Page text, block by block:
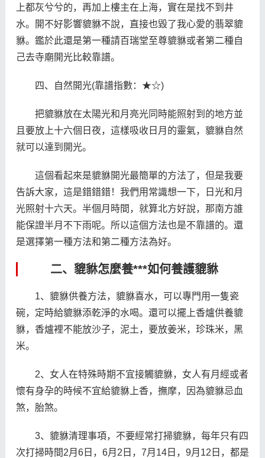
上都灰兮兮的，再加上樓主在上海，實在是找不到井
水。開不好影響貔貅不說，直接也毀了我心愛的翡翠貔
貅。鑑於此還是第一種請百瑞堂至尊貔貅或者第二種自
己去寺廟開光比較靠譜。
四、自然開光(靠譜指數：★☆)
把貔貅放在太陽光和月亮光同時能照射到的地方並
且要放上十六個日夜，這樣吸收日月的靈氣，貔貅自然
就可以達到開光。
這個看起來是貔貅開光最簡單的方法了，但是我要
告訴大家，這是錯錯錯！我們用常識想一下，日光和月
光照射十六天。半個月時間，就算北方好說，那南方誰
能保證半月不下雨呢。所以這個方法也是不靠譜的。還
是選擇第一種方法和第二種方法為好。
二、貔貅怎麼養***如何養護貔貅
1、貔貅供養方法，貔貅喜水，可以專門用一隻瓷
碗，定時給貔貅添乾淨的水喝。還可以擺上香爐供養貔
貅，香爐裡不能放沙子，泥土，要放姜米，珍珠米，黑
米。
2、女人在特殊時期不宜接觸貔貅，女人有月經或者
懷有身孕的時候不宜給貔貅上香，撫摩，因為貔貅忌血
煞，胎煞。
3、貔貅清理事項，不要經常打掃貔貅，每年只有四
次打掃時間2月6日，6月2日，7月14日，9月12日，都是